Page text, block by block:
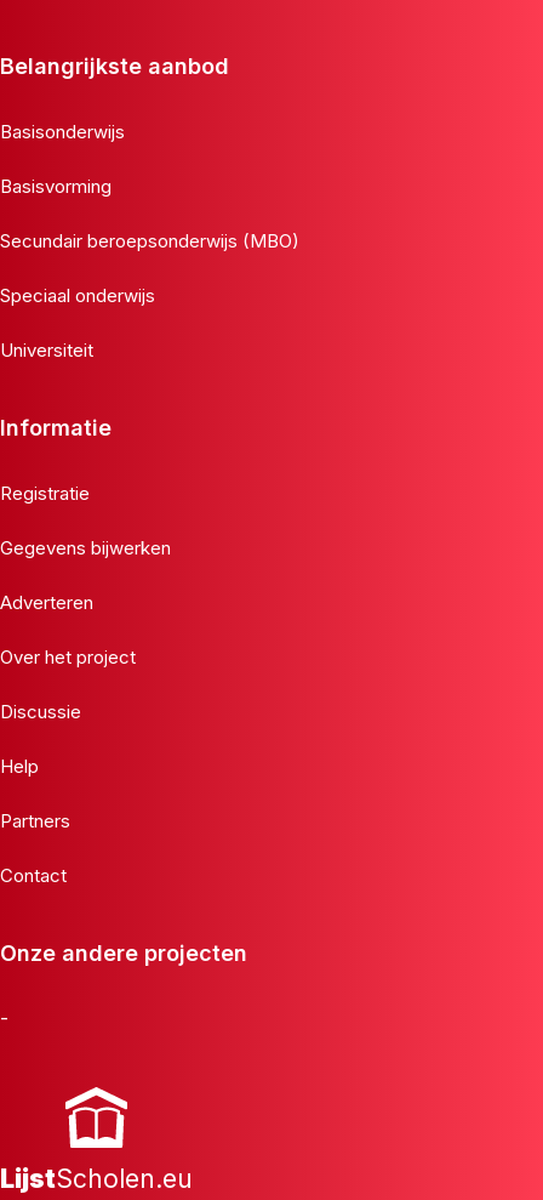
Belangrijkste aanbod
Basisonderwijs
Basisvorming
Secundair beroepsonderwijs (MBO)
Speciaal onderwijs
Universiteit
Informatie
Registratie
Gegevens bijwerken
Adverteren
Over het project
Discussie
Help
Partners
Contact
Onze andere projecten
-
LijstScholen.eu